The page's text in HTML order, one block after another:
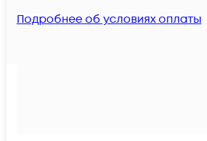
Подробнее об условиях оплаты